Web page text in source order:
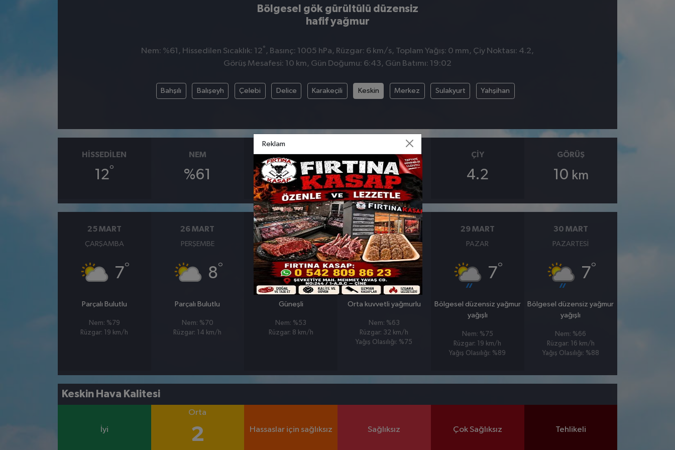
Bölgesel gök gürültülü düzensiz
hafif yağmur
Nem: %61, Hissedilen Sıcaklık: 12° , Basınç: 1005 hPa, Rüzgar: 6 km/s, Toplam Yağış: 0 mm, Çiy Noktası: 4.2,
Görüş Mesafesi: 10 km, Gün Doğumu: 6:43, Gün Batımı: 19:02
Bahşılı Balışeyh Çelebi Delice Karakeçili Keskin Merkez Sulakyurt Yahşihan
HISSEDILEN
12°
NEM
%61
BASINÇ
1005 hpa
RÜZGAR
6km/s
ÇIY
4.2
GÖRÜŞ
10 km
25 MART
ÇARŞAMBA
7°
Parçalı Bulutlu
Nem: %79
Rüzgar: 19 km/h
26 MART
PERŞEMBE
8°
Parçalı Bulutlu
Nem: %70
Rüzgar: 14 km/h
27 MART
CUMA
10°
Güneşli
Nem: %53
Rüzgar: 8 km/h
28 MART
CUMARTESI
10°
Orta kuvvetli yağmurlu
Nem: %63
Rüzgar: 32 km/h
Yağış Olasılığı: %75
29 MART
PAZAR
7°
Bölgesel düzensiz yağmur
yağışlı
Nem: %75
Rüzgar: 19 km/h
Yağış Olasılığı: %89
30 MART
PAZARTESI
7°
Bölgesel düzensiz yağmur
yağışlı
Nem: %66
Rüzgar: 16 km/h
Yağış Olasılığı: %88
Keskin Hava Kalitesi
İyi
Orta
2 Hassaslar için sağlıksız Sağlıksız Çok Sağlıksız Tehlikeli
Reklam